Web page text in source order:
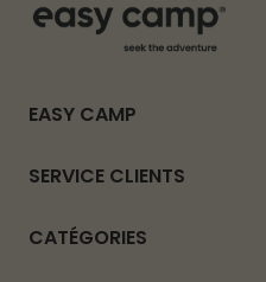
EASY CAMP
SERVICE CLIENTS
CATÉGORIES